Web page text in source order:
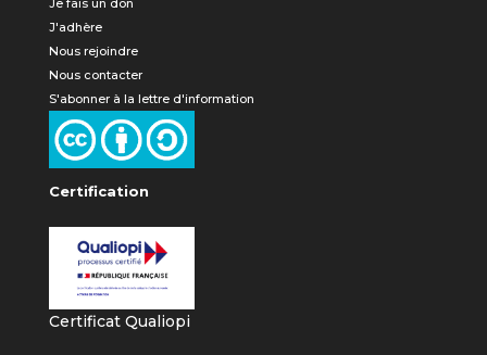
Je fais un don
J'adhère
Nous rejoindre
Nous contacter
S'abonner à la lettre d'information
Certification
Certificat Qualiopi